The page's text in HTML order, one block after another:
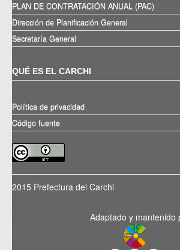
PLAN DE CONTRATACIÓN ANUAL (PAC)
Dirección de Planificación General
Secretaría General
QUÉ ES EL CARCHI
Política de privacidad
Código fuente
2015 Prefectura del Carchi
Adaptado y mantenido